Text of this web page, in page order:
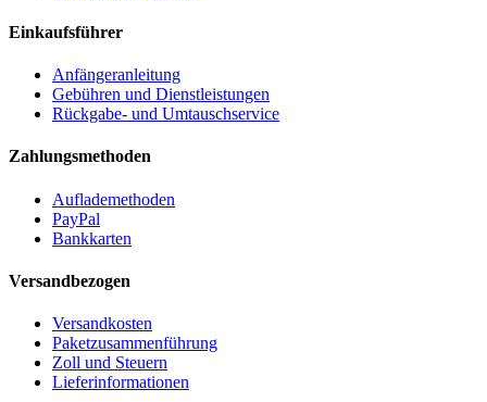
Einkaufsführer
Anfängeranleitung
Gebühren und Dienstleistungen
Rückgabe- und Umtauschservice
Zahlungsmethoden
Auflademethoden
PayPal
Bankkarten
Versandbezogen
Versandkosten
Paketzusammenführung
Zoll und Steuern
Lieferinformationen